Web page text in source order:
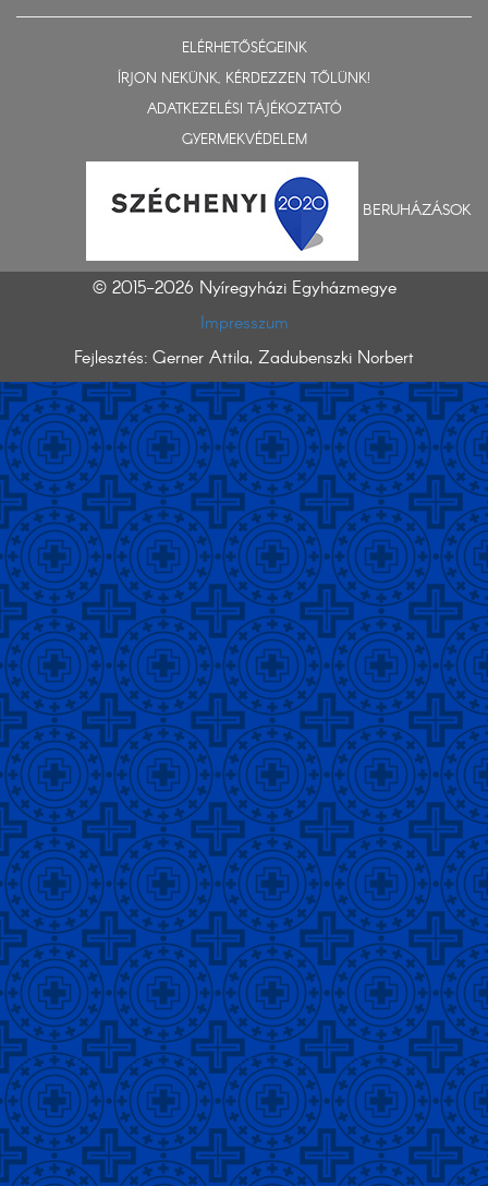
ELÉRHETŐSÉGEINK
ÍRJON NEKÜNK, KÉRDEZZEN TŐLÜNK!
ADATKEZELÉSI TÁJÉKOZTATÓ
GYERMEKVÉDELEM
BERUHÁZÁSOK
© 2015-2026 Nyíregyházi Egyházmegye
Impresszum
Fejlesztés: Gerner Attila, Zadubenszki Norbert